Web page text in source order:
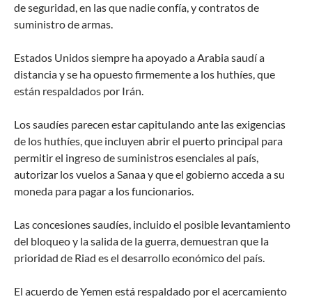
de seguridad, en las que nadie confía, y contratos de
suministro de armas.
Estados Unidos siempre ha apoyado a Arabia saudí a
distancia y se ha opuesto firmemente a los huthíes, que
están respaldados por Irán.
Los saudíes parecen estar capitulando ante las exigencias
de los huthíes, que incluyen abrir el puerto principal para
permitir el ingreso de suministros esenciales al país,
autorizar los vuelos a Sanaa y que el gobierno acceda a su
moneda para pagar a los funcionarios.
Las concesiones saudíes, incluido el posible levantamiento
del bloqueo y la salida de la guerra, demuestran que la
prioridad de Riad es el desarrollo económico del país.
El acuerdo de Yemen está respaldado por el acercamiento